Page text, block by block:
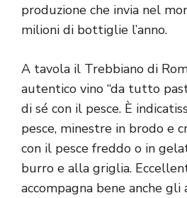
produzione che invia nel
milioni di bottiglie l’anno.
A tavola il Trebbiano di
autentico vino “da tutto
di sé con il pesce. È
pesce, minestre in brodo e
con il pesce freddo o in
burro e alla griglia.
accompagna bene anche gli